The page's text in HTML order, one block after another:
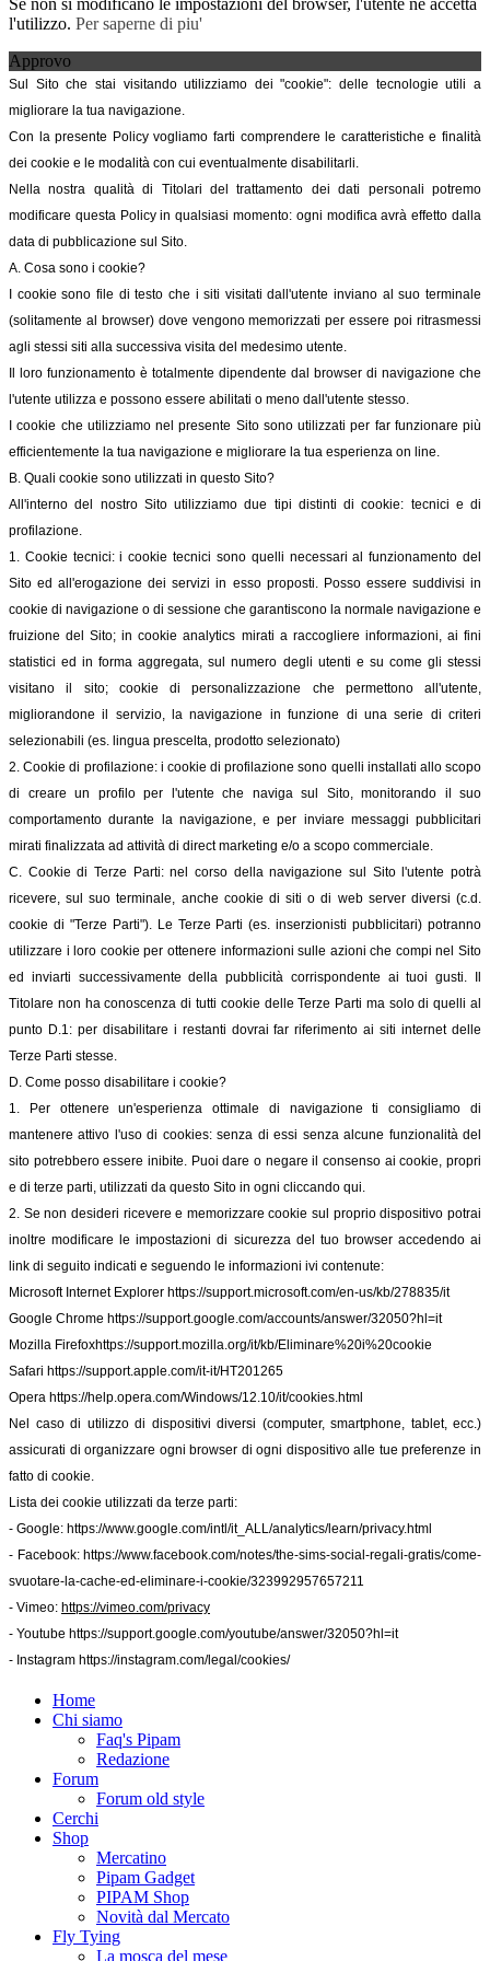
l'utilizzo. Per saperne di piu'
Approvo
Sul Sito che stai visitando utilizziamo dei "cookie": delle tecnologie utili a
migliorare la tua navigazione.
Con la presente Policy vogliamo farti comprendere le caratteristiche e finalità
dei cookie e le modalità con cui eventualmente disabilitarli.
Nella nostra qualità di Titolari del trattamento dei dati personali potremo
modificare questa Policy in qualsiasi momento: ogni modifica avrà effetto dalla
data di pubblicazione sul Sito.
A. Cosa sono i cookie?
I cookie sono file di testo che i siti visitati dall'utente inviano al suo terminale
(solitamente al browser) dove vengono memorizzati per essere poi ritrasmessi
agli stessi siti alla successiva visita del medesimo utente.
Il loro funzionamento è totalmente dipendente dal browser di navigazione che
l'utente utilizza e possono essere abilitati o meno dall'utente stesso.
I cookie che utilizziamo nel presente Sito sono utilizzati per far funzionare più
efficientemente la tua navigazione e migliorare la tua esperienza on line.
B. Quali cookie sono utilizzati in questo Sito?
All'interno del nostro Sito utilizziamo due tipi distinti di cookie: tecnici e di
profilazione.
1. Cookie tecnici: i cookie tecnici sono quelli necessari al funzionamento del
Sito ed all'erogazione dei servizi in esso proposti. Posso essere suddivisi in
cookie di navigazione o di sessione che garantiscono la normale navigazione e
fruizione del Sito; in cookie analytics mirati a raccogliere informazioni, ai fini
statistici ed in forma aggregata, sul numero degli utenti e su come gli stessi
visitano il sito; cookie di personalizzazione che permettono all'utente,
migliorandone il servizio, la navigazione in funzione di una serie di criteri
selezionabili (es. lingua prescelta, prodotto selezionato)
2. Cookie di profilazione: i cookie di profilazione sono quelli installati allo scopo
di creare un profilo per l'utente che naviga sul Sito, monitorando il suo
comportamento durante la navigazione, e per inviare messaggi pubblicitari
mirati finalizzata ad attività di direct marketing e/o a scopo commerciale.
C. Cookie di Terze Parti: nel corso della navigazione sul Sito l'utente potrà
ricevere, sul suo terminale, anche cookie di siti o di web server diversi (c.d.
cookie di "Terze Parti"). Le Terze Parti (es. inserzionisti pubblicitari) potranno
utilizzare i loro cookie per ottenere informazioni sulle azioni che compi nel Sito
ed inviarti successivamente della pubblicità corrispondente ai tuoi gusti. Il
Titolare non ha conoscenza di tutti cookie delle Terze Parti ma solo di quelli al
punto D.1: per disabilitare i restanti dovrai far riferimento ai siti internet delle
Terze Parti stesse.
D. Come posso disabilitare i cookie?
1. Per ottenere un'esperienza ottimale di navigazione ti consigliamo di
mantenere attivo l'uso di cookies: senza di essi senza alcune funzionalità del
sito potrebbero essere inibite. Puoi dare o negare il consenso ai cookie, propri
e di terze parti, utilizzati da questo Sito in ogni cliccando qui.
2. Se non desideri ricevere e memorizzare cookie sul proprio dispositivo potrai
inoltre modificare le impostazioni di sicurezza del tuo browser accedendo ai
link di seguito indicati e seguendo le informazioni ivi contenute:
Microsoft Internet Explorer https://support.microsoft.com/en-us/kb/278835/it
Google Chrome https://support.google.com/accounts/answer/32050?hl=it
Mozilla Firefoxhttps://support.mozilla.org/it/kb/Eliminare%20i%20cookie
Safari https://support.apple.com/it-it/HT201265
Opera https://help.opera.com/Windows/12.10/it/cookies.html
Nel caso di utilizzo di dispositivi diversi (computer, smartphone, tablet, ecc.)
assicurati di organizzare ogni browser di ogni dispositivo alle tue preferenze in
fatto di cookie.
Lista dei cookie utilizzati da terze parti:
- Google: https://www.google.com/intl/it_ALL/analytics/learn/privacy.html
- Facebook: https://www.facebook.com/notes/the-sims-social-regali-gratis/come-
svuotare-la-cache-ed-eliminare-i-cookie/323992957657211
- Vimeo: https://vimeo.com/privacy
- Youtube https://support.google.com/youtube/answer/32050?hl=it
- Instagram https://instagram.com/legal/cookies/
Home
Chi siamo
Faq's Pipam
Redazione
Forum
Forum old style
Cerchi
Shop
Mercatino
Pipam Gadget
PIPAM Shop
Novità dal Mercato
Fly Tying
La mosca del mese